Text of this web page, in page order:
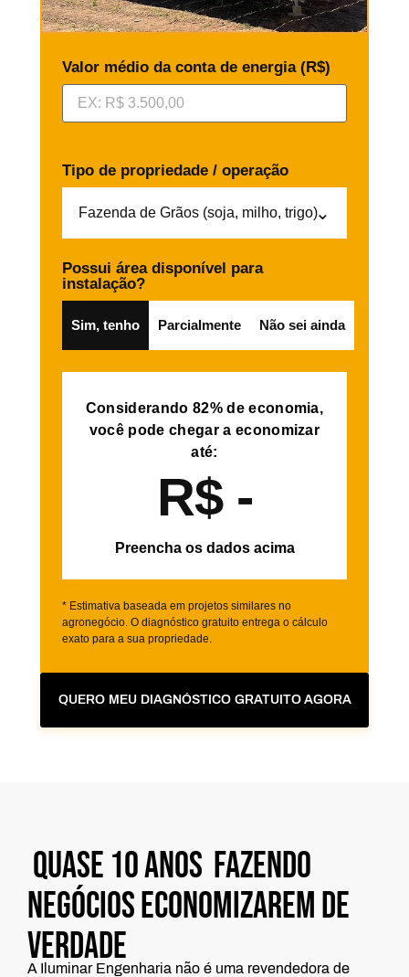
Valor médio da conta de energia (R$)
Tipo de propriedade / operação
⌄
Possui área disponível para
instalação?
Sim, tenho Parcialmente Não sei ainda
Considerando 82% de economia,
você pode chegar a economizar
até:
R$ -
Preencha os dados acima
* Estimativa baseada em projetos similares no
agronegócio. O diagnóstico gratuito entrega o cálculo
exato para a sua propriedade.
QUERO MEU DIAGNÓSTICO GRATUITO AGORA
QUASE 10 ANOS FAZENDO
NEGÓCIOS ECONOMIZAREM DE
VERDADE
A Iluminar Engenharia não é uma revendedora de